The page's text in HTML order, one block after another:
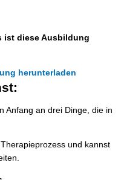
ist diese Ausbildung
herunterladen
Anfang an drei Dinge, die in
und kannst